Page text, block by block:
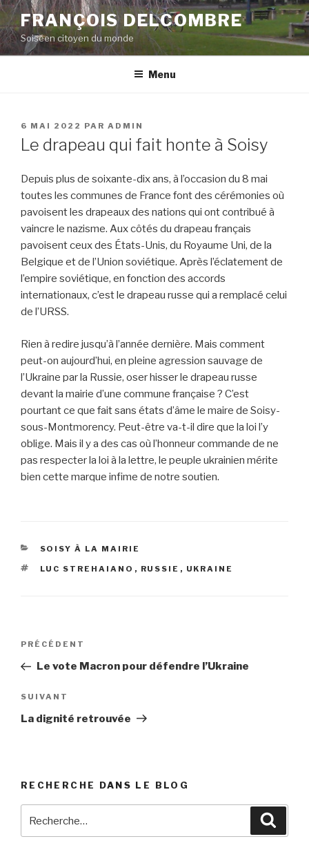
Aller
au
contenu
principal
FRANÇOIS DELCOMBRE
Soiséen citoyen du monde
Menu
PUBLIÉ
LE
6 MAI 2022 PAR ADMIN
Le drapeau qui fait honte à Soisy
Depuis plus de soixante-dix ans, à l’occasion du 8 mai
toutes les communes de France font des cérémonies où
pavoisent les drapeaux des nations qui ont contribué à
vaincre le nazisme. Aux côtés du drapeau français
pavoisent ceux des États-Unis, du Royaume Uni, de la
Belgique et de l’Union soviétique. Après l’éclatement de
l’empire soviétique, en fonction des accords
internationaux, c’est le drapeau russe qui a remplacé celui
de l’URSS.
Rien à redire jusqu’à l’année dernière. Mais comment
peut-on aujourd’hui, en pleine agression sauvage de
l’Ukraine par la Russie, oser hisser le drapeau russe
devant la mairie d’une commune française ? C’est
pourtant ce que fait sans états d’âme le maire de Soisy-
sous-Montmorency. Peut-être va-t-il dire que la loi l’y
oblige. Mais il y a des cas où l’honneur commande de ne
pas respecter la loi à la lettre, le peuple ukrainien mérite
bien cette marque infime de notre soutien.
CATÉGORIES
SOISY À LA MAIRIE
ÉTIQUETTES
LUC STREHAIANO , RUSSIE , UKRAINE
Navigation
l’article
Article
précédent
PRÉCÉDENT
Le vote Macron pour défendre l’Ukraine
Article
suivant
SUIVANT
La dignité retrouvée
RECHERCHE DANS LE BLOG